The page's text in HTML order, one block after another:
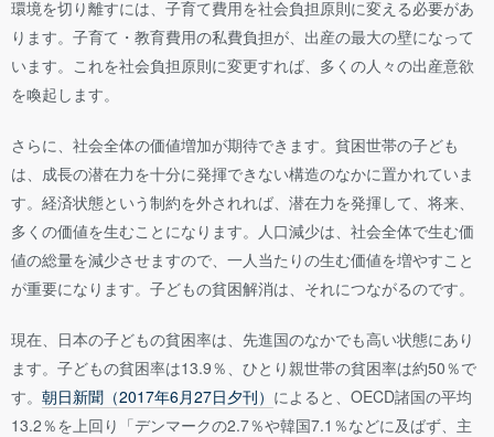
環境を切り離すには、子育て費用を社会負担原則に変える必要があ
ります。子育て・教育費用の私費負担が、出産の最大の壁になって
います。これを社会負担原則に変更すれば、多くの人々の出産意欲
を喚起します。
さらに、社会全体の価値増加が期待できます。貧困世帯の子ども
は、成長の潜在力を十分に発揮できない構造のなかに置かれていま
す。経済状態という制約を外されれば、潜在力を発揮して、将来、
多くの価値を生むことになります。人口減少は、社会全体で生む価
値の総量を減少させますので、一人当たりの生む価値を増やすこと
が重要になります。子どもの貧困解消は、それにつながるのです。
現在、日本の子どもの貧困率は、先進国のなかでも高い状態にあり
ます。子どもの貧困率は13.9％、ひとり親世帯の貧困率は約50％で
す。 朝日新聞（2017年6月27日夕刊） によると、OECD諸国の平均
13.2％を上回り「デンマークの2.7％や韓国7.1％などに及ばず、主